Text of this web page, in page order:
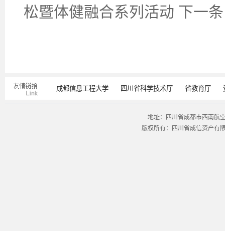
松暨体健融合系列活动 下一
成都信息工程大学 四川省科学技术厅 省教育厅
地址：四川省成都市西南航
版权所有：四川省成信资产有